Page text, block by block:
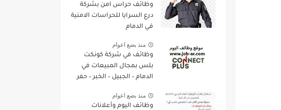
وظائف حراس امن بشركة
درع السرايا للحراسات الامنية
في الدمام
منذ بضع اعوام
وظائف في شركة كونكت
بلس بمجال المبيعات في
الدمام – الجبيل – الخبر – حفر
منذ بضع اعوام
وظائف اليوم وأعلانات